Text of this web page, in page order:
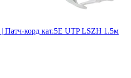
корд кат.5E UTP LSZH 1.5м